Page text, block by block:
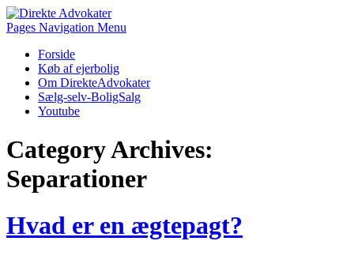
Pages Navigation Menu
Forside
Køb af ejerbolig
Om DirekteAdvokater
Sælg-selv-BoligSalg
Youtube
Category Archives:
Separationer
Hvad er en ægtepagt?